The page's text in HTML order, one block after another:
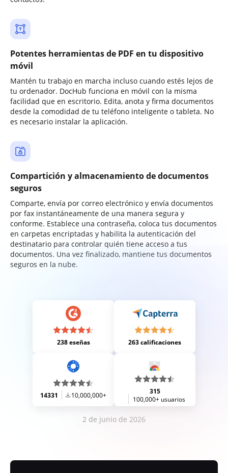
Potentes herramientas de PDF en tu dispositivo
móvil
Mantén tu trabajo en marcha incluso cuando estés lejos de
tu ordenador. DocHub funciona en móvil con la misma
facilidad que en escritorio. Edita, anota y firma documentos
desde la comodidad de tu teléfono inteligente o tableta. No
es necesario instalar la aplicación.
Compartición y almacenamiento de documentos
seguros
Comparte, envía por correo electrónico y envía documentos
por fax instantáneamente de una manera segura y
conforme. Establece una contraseña, coloca tus documentos
en carpetas encriptadas y habilita la autenticación del
destinatario para controlar quién tiene acceso a tus
documentos. Una vez finalizado, mantiene tus documentos
seguros en la nube.
238 eseñas 263 calificaciones
14331 10,000,000+
315
100,000+ usuarios
2 de junio de 2026